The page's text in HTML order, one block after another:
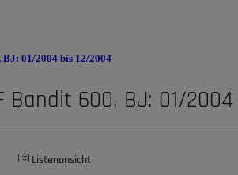
BJ: 01/2004 bis 12/2004
Bandit 600, BJ: 01/
Listenansicht